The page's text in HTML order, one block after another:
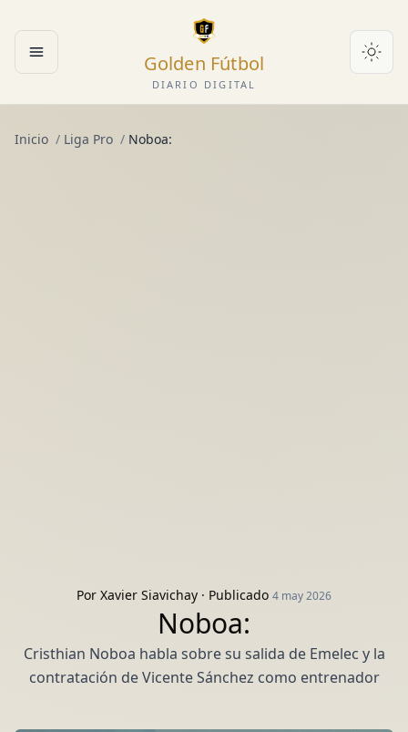
Abrir menú Golden Fútbol
DIARIO DIGITAL
Inicio / Liga Pro / Noboa:
Por Xavier Siavichay · Publicado 4 may 2026
Noboa:
Cristhian Noboa habla sobre su salida de Emelec y la
contratación de Vicente Sánchez como entrenador